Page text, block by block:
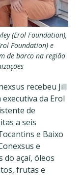
(Erol Foundation),
Foundation) e
de barco na região
recebeu Jill
da Erol
de
a seis
e Baixo
e
do açaí, óleos
frutas e